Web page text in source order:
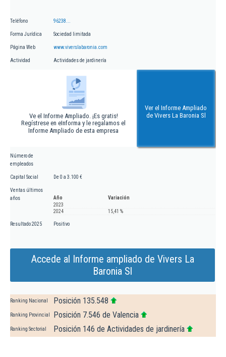
Teléfono 96238...
Forma Jurídica Sociedad limitada
Página Web www.viverslabaronia.com
Actividad Actividades de jardinería
Ve el Informe Ampliado. ¡Es gratis!
Regístrese en eInforma y le regalamos el
Informe Ampliado de esta empresa
Ver el Informe Ampliado
de Vivers La Baronia Sl
Número de
empleados
Capital Social De 0 a 3.100 €
Ventas últimos
años
Año
Variación
2023
2024
15,41 %
Resultado 2025 Positivo
Accede al Informe ampliado de Vivers La
Baronia Sl
Ranking Nacional Posición 135.548
Ranking Provincial Posición 7.546 de Valencia
Ranking Sectorial Posición 146 de Actividades de jardinería